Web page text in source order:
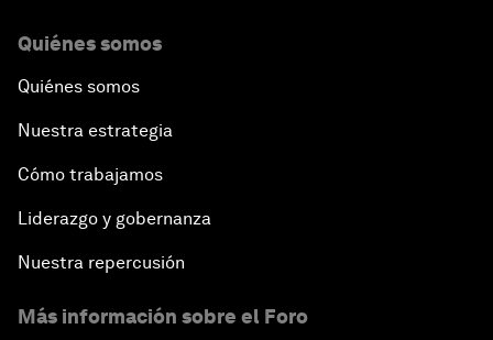
Quiénes somos
Quiénes somos
Nuestra estrategia
Cómo trabajamos
Liderazgo y gobernanza
Nuestra repercusión
Más información sobre el Foro